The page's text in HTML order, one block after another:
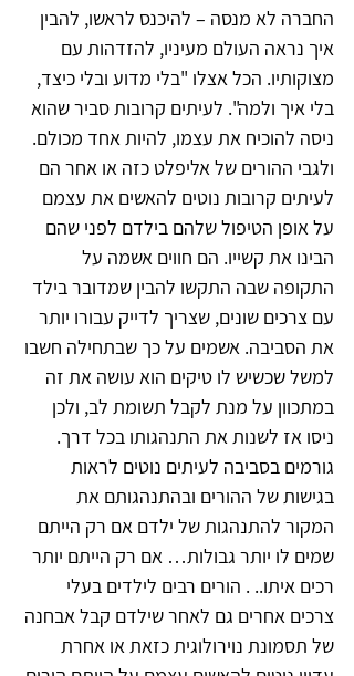
החברה לא מנסה – להיכנס לראשו, להבין
איך נראה העולם מעיניו, להזדהות עם
מצוקותיו. הכל אצלו "בלי מדוע ובלי כיצד,
בלי איך ולמה". לעיתים קרובות סביר שהוא
ניסה להוכיח את עצמו, להיות אחד מכולם.
ולגבי ההורים של אליפלט כזה או אחר הם
לעיתים קרובות נוטים להאשים את עצמם
על אופן הטיפול שלהם בילדם לפני שהם
הבינו את קשייו. הם חווים אשמה על
התקופה שבה התקשו להבין שמדובר בילד
עם צרכים שונים, שצריך לדייק עבורו יותר
את הסביבה. אשמים על כך שבתחילה חשבו
למשל שכשיש לו טיקים הוא עושה את זה
במתכוון על מנת לקבל תשומת לב, ולכן
ניסו אז לשנות את התנהגותו בכל דרך.
גורמים בסביבה לעיתים נוטים לראות
בגישות של ההורים ובהתנהגותם את
המקור להתנהגות של ילדם אם רק הייתם
שמים לו יותר גבולות… אם רק הייתם יותר
רכים איתו.. . הורים רבים לילדים בעלי
צרכים אחרים גם לאחר שילדם קבל אבחנה
של תסמונת נוירולוגית כזאת או אחרת